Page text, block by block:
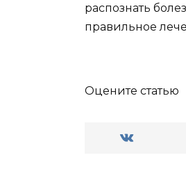
распознать
правильное
Оцените статью